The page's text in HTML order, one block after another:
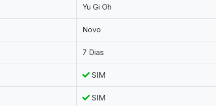
Yu Gi Oh
Novo
7 Dias
SIM
SIM